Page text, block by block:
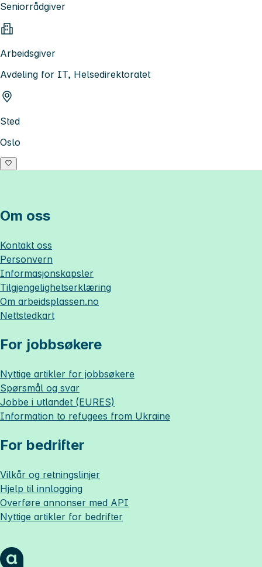
Seniorrådgiver
Arbeidsgiver
Avdeling for IT, Helsedirektoratet
Sted
Oslo
Om oss
Kontakt oss
Personvern
Informasjonskapsler
Tilgjengelighetserklæring
Om arbeidsplassen.no
Nettstedkart
For jobbsøkere
Nyttige artikler for jobbsøkere
Spørsmål og svar
Jobbe i utlandet (EURES)
Information to refugees from Ukraine
For bedrifter
Vilkår og retningslinjer
Hjelp til innlogging
Overføre annonser med API
Nyttige artikler for bedrifter